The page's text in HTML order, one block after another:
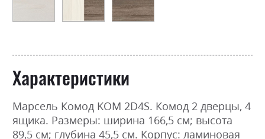
Характеристики
Марсель Комод KOM 2D4S. Комод 2 дверцы, 4
ящика. Размеры: ширина 166,5 см; высота
89,5 см; глубина 45,5 см. Корпус: ламиновая